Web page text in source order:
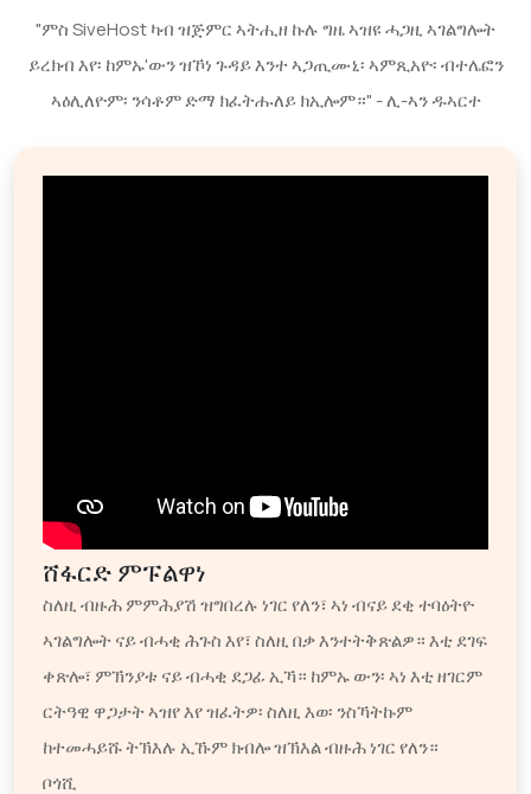
"ምስ SiveHost ካብ ዝጅምር ኣትሒዘ ኩሉ ግዜ ኣዝዩ ሓጋዚ ኣገልግሎት
ይረክብ እየ፡ ከምኡ'ውን ዝኾነ ጉዳይ እንተ ኣጋጢሙኒ፡ ኣምጺአዮ፡ ብተሌፎን
ኣዕሊለዮም፡ ንሳቶም ድማ ክፈትሑለይ ክኢሎም።" - ሊ-ኣን ዱኣርተ
ሸፋርድ ምፑልዋነ
ስለዚ ብዙሕ ምምሕያሽ ዝግበረሉ ነገር የለን፣ ኣነ ብናይ ደቂ ተባዕትዮ
ኣገልግሎት ናይ ብሓቂ ሕጉስ እየ፣ ስለዚ በቃ እንተትቅጽልዎ። እቲ ደገፍ
ቀጽሎ፣ ምኽንያቱ ናይ ብሓቂ ደጋፊ ኢኻ። ከምኡ ውን፡ ኣነ እቲ ዘገርም
ርትዓዊ ዋጋታት ኣዝየ እየ ዝፈትዎ፡ ስለዚ እወ፡ ንስኻትኩም
ከተመሓይሹ ትኽእሉ ኢኹም ክብሎ ዝኽእል ብዙሕ ነገር የለን።
ቦጎሺ